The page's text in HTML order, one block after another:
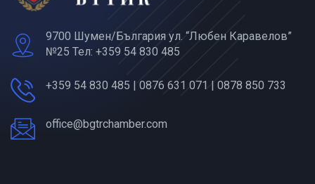
9700 Шумен/България ул. “Любен Каравелов”
№25 Тел: +359 54 830 485
+359 54 830 485 | 0876 631 071 | 0878 850 733
office@bgtrchamber.com